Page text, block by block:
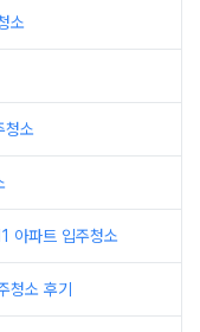
소
청소
아파트 입주청소
청소 후기